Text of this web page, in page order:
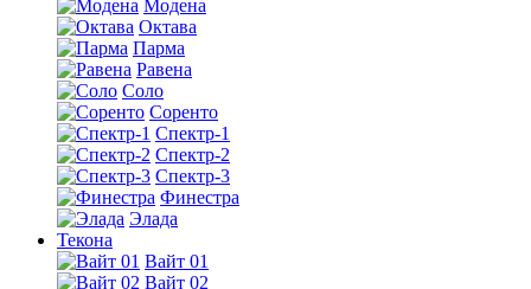
Модена
Октава
Парма
Равена
Соло
Соренто
Спектр-1
Спектр-2
Спектр-3
Финестра
Элада
Текона
Вайт 01
Вайт 02